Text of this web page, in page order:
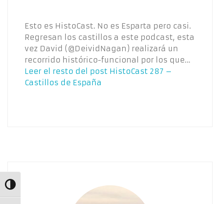
Alternar alto contraste
Esto es HistoCast. No es Esparta pero casi.
Regresan los castillos a este podcast, esta
vez David (@DeividNagan) realizará un
recorrido histórico-funcional por los que…
Leer el resto del post HistoCast 287 –
Castillos de España